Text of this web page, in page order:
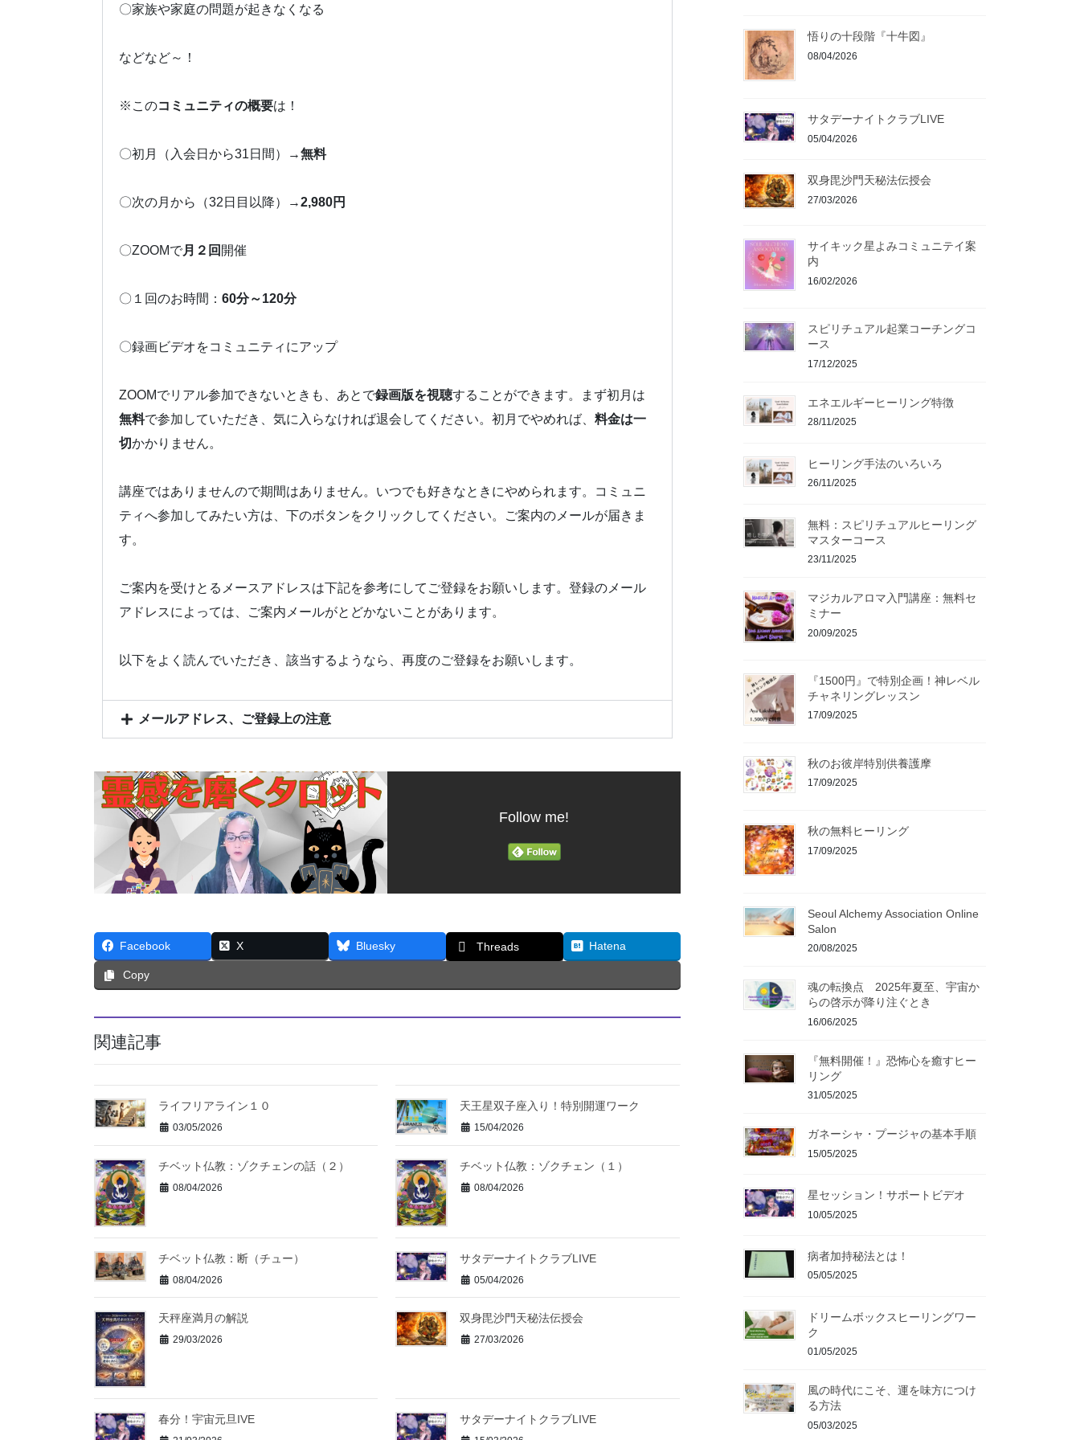
〇家族や家庭の問題が起きなくなる
などなど～！
※このコミュニティの概要は！
〇初月（入会日から31日間）→無料
〇次の月から（32日目以降）→2,980円
〇ZOOMで月２回 開催
〇１回のお時間： 60分～120分
〇録画ビデオをコミュニティにアップ
ZOOMでリアル参加できないときも、あとで録画版を視聴することができます。まず初月は
無料で参加していただき、気に入らなければ退会してください。初月でやめれば、 料金は一
切かかりません。
講座ではありませんので期間はありません。いつでも好きなときにやめられます。コミュニ
ティへ参加してみたい方は、下のボタンをクリックしてください。ご案内のメールが届きま
す。
ご案内を受けとるメースアドレスは下記を参考にしてご登録をお願いします。登録のメール
アドレスによっては、ご案内メールがとどかないことがあります。
以下をよく読んでいただき、該当するようなら、再度のご登録をお願いします。
メールアドレス、ご登録上の注意
Follow me!
Facebook X Bluesky Threads Hatena
Copy
関連記事
ライフリアライン１０
03/05/2026
天王星双子座入り！特別開運ワーク
15/04/2026
チベット仏教：ゾクチェンの話（２）
08/04/2026
チベット仏教：ゾクチェン（１）
08/04/2026
チベット仏教：断（チュー）
08/04/2026
サタデーナイトクラブLIVE
05/04/2026
天秤座満月の解説
29/03/2026
双身毘沙門天秘法伝授会
27/03/2026
春分！宇宙元旦IVE サタデーナイトクラブLIVE
悟りの十段階『十牛図』
08/04/2026
サタデーナイトクラブLIVE
05/04/2026
双身毘沙門天秘法伝授会
27/03/2026
サイキック星よみコミュニテイ案
内
16/02/2026
スピリチュアル起業コーチングコ
ース
17/12/2025
エネエルギーヒーリング特徴
28/11/2025
ヒーリング手法のいろいろ
26/11/2025
無料：スピリチュアルヒーリング
マスターコース
23/11/2025
マジカルアロマ入門講座：無料セ
ミナー
20/09/2025
『1500円』で特別企画！神レベル
チャネリングレッスン
17/09/2025
秋のお彼岸特別供養護摩
17/09/2025
秋の無料ヒーリング
17/09/2025
Seoul Alchemy Association Online
Salon
20/08/2025
魂の転換点 2025年夏至、宇宙か
らの啓示が降り注ぐとき
16/06/2025
『無料開催！』恐怖心を癒すヒー
リング
31/05/2025
ガネーシャ・プージャの基本手順
15/05/2025
星セッション！サポートビデオ
10/05/2025
病者加持秘法とは！
05/05/2025
ドリームボックスヒーリングワー
ク
01/05/2025
風の時代にこそ、運を味方につけ
る方法
05/03/2025